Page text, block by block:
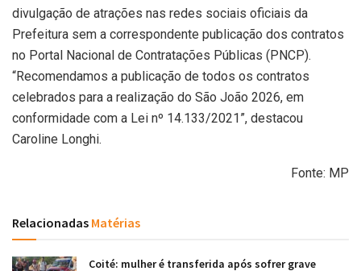
divulgação de atrações nas redes sociais oficiais da
Prefeitura sem a correspondente publicação dos contratos
no Portal Nacional de Contratações Públicas (PNCP).
“Recomendamos a publicação de todos os contratos
celebrados para a realização do São João 2026, em
conformidade com a Lei nº 14.133/2021”, destacou
Caroline Longhi.
Fonte: MP
Relacionadas Matérias
Coité: mulher é transferida após sofrer grave